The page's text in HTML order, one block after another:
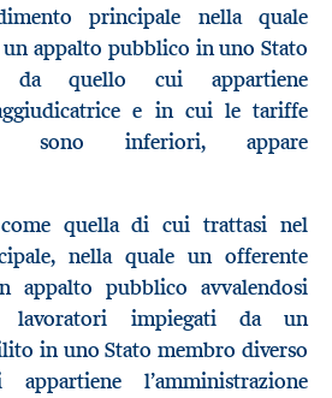
principale nella quale
appalto pubblico in uno Stato
da quello cui appartiene
e in cui le tariffe
sono inferiori, appare
quella di cui trattasi nel
nella quale un offerente
appalto pubblico avvalendosi
lavoratori impiegati da un
in uno Stato membro diverso
l’amministrazione